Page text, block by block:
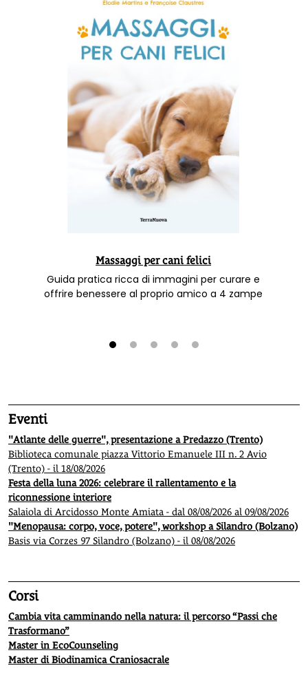
Massaggi per cani felici
Guida pratica ricca di immagini per curare e
offrire benessere al proprio amico a 4 zampe
Eventi
"Atlante delle guerre", presentazione a Predazzo (Trento)
Biblioteca comunale piazza Vittorio Emanuele III n. 2 Avio
(Trento) - il 18/08/2026
Festa della luna 2026: celebrare il rallentamento e la
riconnessione interiore
Salaiola di Arcidosso Monte Amiata - dal 08/08/2026 al 09/08/2026
"Menopausa: corpo, voce, potere", workshop a Silandro (Bolzano)
Basis via Corzes 97 Silandro (Bolzano) - il 08/08/2026
Corsi
Cambia vita camminando nella natura: il percorso “Passi che
Trasformano”
Master in EcoCounseling
Master di Biodinamica Craniosacrale